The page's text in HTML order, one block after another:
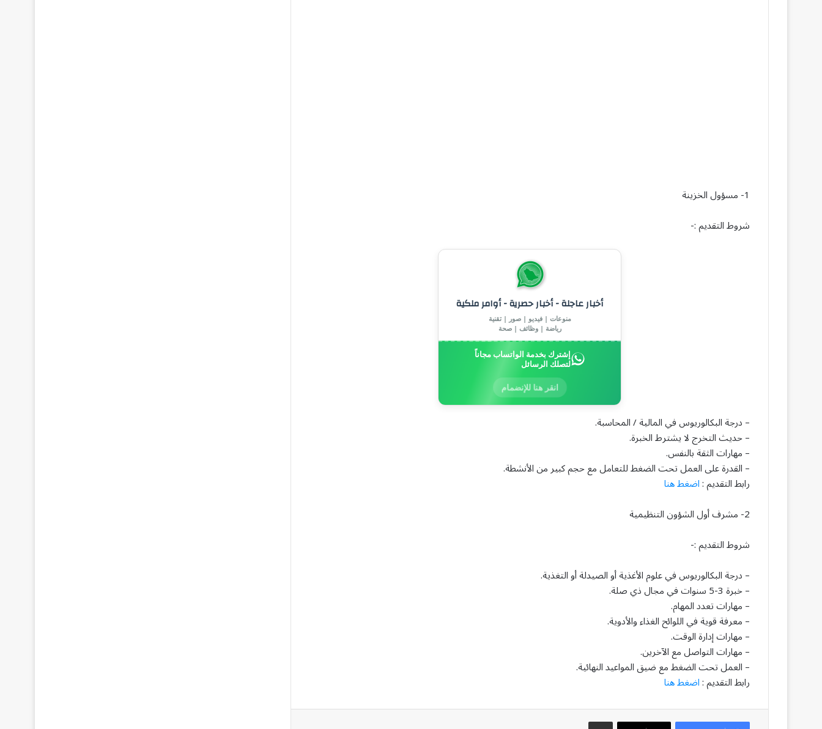
1- مسؤول الخزينة
شروط التقديم :-
أخبار عاجلة - أخبار حصرية - أوامر ملكية
منوعات | فيديو | صور | تقنية
رياضة | وظائف | صحة
إشترك بخدمة الواتساب مجاناً
لتصلك الرسائل
انقر هنا للإنضمام
– درجة البكالوريوس في المالية / المحاسبة.
– حديث التخرج لا يشترط الخبرة.
– مهارات الثقة بالنفس.
– القدرة على العمل تحت الضغط للتعامل مع حجم كبير من الأنشطة.
رابط التقديم :اضغط هنا
2- مشرف أول الشؤون التنظيمية
شروط التقديم :-
– درجة البكالوريوس في علوم الأغذية أو الصيدلة أو التغذية.
– خبرة 3-5 سنوات في مجال ذي صلة.
– مهارات تعدد المهام.
– معرفة قوية في اللوائح الغذاء والأدوية.
– مهارات إدارة الوقت.
– مهارات التواصل مع الآخرين.
– العمل تحت الضغط مع ضيق المواعيد النهائية.
رابط التقديم :اضغط هنا
مشاركة عبر البريد